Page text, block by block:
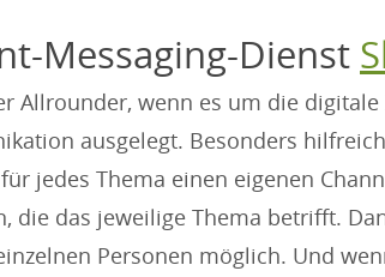
Messaging-Dienst
Allrounder, wenn es um die
ausgelegt. Besonders
jedes Thema einen eigenen
die das jeweilige Thema betrifft.
Personen möglich. Und